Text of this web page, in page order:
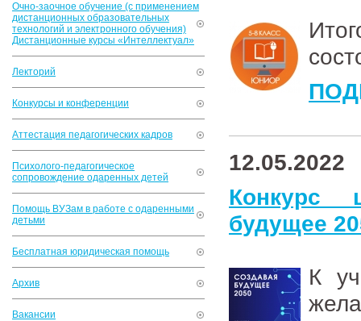
Очно-заочное обучение (с применением
дистанционных образовательных
технологий и электронного обучения)
Дистанционные курсы «Интеллектуал»
Лекторий
Конкурсы и конференции
Аттестация педагогических кадров
Психолого-педагогическое
сопровождение одаренных детей
Помощь ВУЗам в работе с одаренными
детьми
Бесплатная юридическая помощь
Архив
Вакансии
12.05.2022
Конкурс
будущее
К